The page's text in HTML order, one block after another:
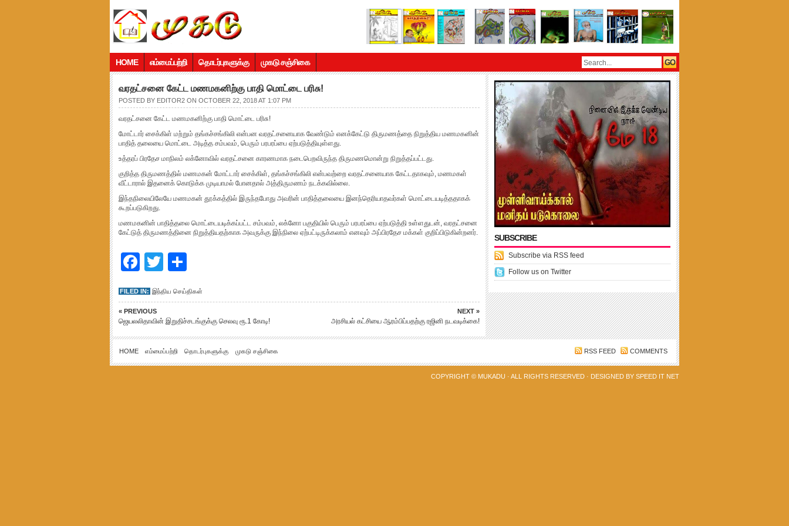
HOME எம்மைப்பற்றி தொடர்புகளுக்கு முகடு சஞ்சிகை
வரதட்சனை கேட்ட மணமகனிற்கு பாதி மொட்டை பரிசு!
POSTED BY EDITOR2 ON OCTOBER 22, 2018 AT 1:07 PM
வரதட்சனை கேட்ட மணமகனிற்கு பாதி மொட்டை பரிசு!
மோட்டார் சைக்கிள் மற்றும் தங்கச்சங்கிலி என்பன வரதட்சனையாக வேண்டும் எனக்கேட்டு திருமணத்தை நிறுத்திய மணமகனின்
பாதித் தலையை மொட்டை அடித்த சம்பவம், பெரும் பரபரப்பை ஏற்படுத்தியுள்ளது.
உத்தரப் பிரதேச மாநிலம் லக்னோவில் வரதட்சனை காரணமாக நடைபெறவிருந்த திருமணமொன்று நிறுத்தப்பட்டது.
குறித்த திருமணத்தில் மணமகன் மோட்டார் சைக்கிள், தங்கச்சங்கிலி என்பவற்றை வரதட்சனையாக கேட்டதாகவும், மணமகள்
வீட்டாரால் இதனைக் கொடுக்க முடியாமல் போனதால் அத்திருமணம் நடக்கவில்லை.
இந்தநிலையிலேயே மணமகன் தூக்கத்தில் இருந்தபோது அவரின் பாதித்தலையை இனந்தெரியாதவர்கள் மொட்டையடித்ததாகக்
கூறப்படுகிறது.
மணமகனின் பாதித்தலை மொட்டையடிக்கப்பட்ட சம்பவம், லக்னோ பகுதியில் பெரும் பரபரப்பை ஏற்படுத்தி உள்ளதுடன், வரதட்சனை
கேட்டுத் திருமணத்தினை நிறுத்தியதற்காக அவருக்கு இந்நிலை ஏற்பட்டிருக்கலாம் எனவும் அப்பிரதேச மக்கள் குறிப்பிடுகின்றனர்.
Facebook
Twitter
FILED IN: இந்திய செய்திகள்
« PREVIOUS
ஜெயலலிதாவின் இறுதிச்சடங்குக்கு செலவு ரூ.1 கோடி!
NEXT »
அரசியல் கட்சியை ஆரம்பிப்பதற்கு ரஜினி நடவடிக்கை!
SUBSCRIBE
Subscribe via RSS feed
Follow us on Twitter
HOME எம்மைப்பற்றி தொடர்புகளுக்கு முகடு சஞ்சிகை RSS FEED COMMENTS
COPYRIGHT © MUKADU · ALL RIGHTS RESERVED · DESIGNED BY SPEED IT NET